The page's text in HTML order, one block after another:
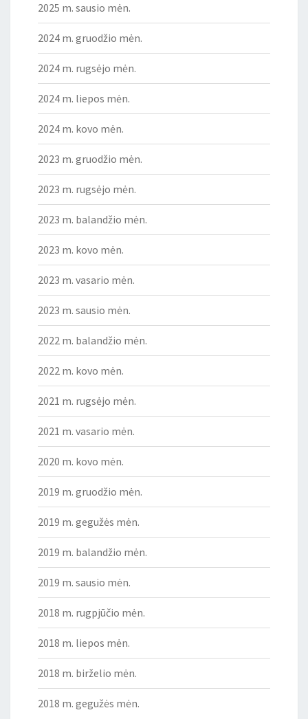
2025 m. sausio mėn.
2024 m. gruodžio mėn.
2024 m. rugsėjo mėn.
2024 m. liepos mėn.
2024 m. kovo mėn.
2023 m. gruodžio mėn.
2023 m. rugsėjo mėn.
2023 m. balandžio mėn.
2023 m. kovo mėn.
2023 m. vasario mėn.
2023 m. sausio mėn.
2022 m. balandžio mėn.
2022 m. kovo mėn.
2021 m. rugsėjo mėn.
2021 m. vasario mėn.
2020 m. kovo mėn.
2019 m. gruodžio mėn.
2019 m. gegužės mėn.
2019 m. balandžio mėn.
2019 m. sausio mėn.
2018 m. rugpjūčio mėn.
2018 m. liepos mėn.
2018 m. birželio mėn.
2018 m. gegužės mėn.